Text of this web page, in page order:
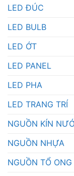
LED ĐÚC
LED BULB
LED ỚT
LED PANEL
LED PHA
LED TRANG TRÍ
NGUỒN KÍN
NGUỒN NHỰA
NGUỒN TỔ ONG